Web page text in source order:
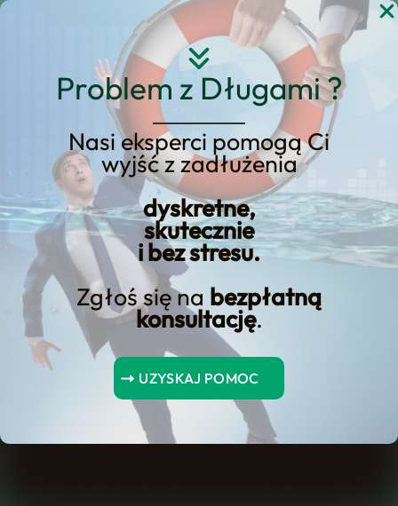
Problem z Długami ?
Nasi eksperci pomogą Ci
wyjść z zadłużenia
dyskretne,
skutecznie
i bez stresu.
Zgłoś się na bezpłatną
konsultację.
UZYSKAJ POMOC
Przejdź
Usprawnij opłaty za
mandaty drogowe za
pomocą bankowości
internetowej
Spis Treści
Wnioski kluczowe
Metody płatności mandatów drogowych